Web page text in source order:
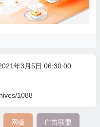
年3月5日 06:30:00
1088
网赚 广告联盟